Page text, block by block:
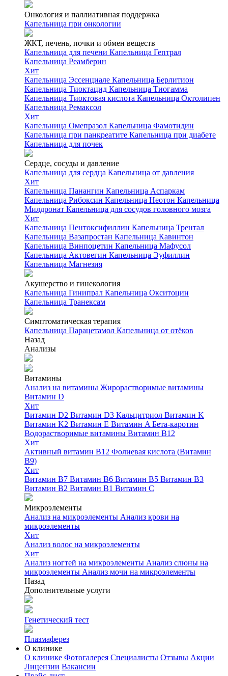
Онкология и паллиативная поддержка
Капельница при онкологии
ЖКТ, печень, почки и обмен веществ
Капельница для печени Капельница Гептрал
Капельница Реамберин
Хит
Капельница Эссенциале Капельница Берлитион
Капельница Тиоктацид Капельница Тиогамма
Капельница Тиоктовая кислота Капельница Октолипен
Капельница Ремаксол
Хит
Капельница Омепразол Капельница Фамотидин
Капельница при панкреатите Капельница при диабете
Капельница для почек
Сердце, сосуды и давление
Капельница для сердца Капельница от давления
Хит
Капельница Панангин Капельница Аспаркам
Капельница Рибоксин Капельница Неотон Капельница
Милдронат Капельница для сосудов головного мозга
Хит
Капельница Пентоксифиллин Капельница Трентал
Капельница Вазапростан Капельница Кавинтон
Капельница Винпоцетин Капельница Мафусол
Капельница Актовегин Капельница Эуфиллин
Капельница Магнезия
Акушерство и гинекология
Капельница Гинипрал Капельница Окситоцин
Капельница Транексам
Симптоматическая терапия
Капельница Парацетамол Капельница от отёков
Назад
Анализы
Витамины
Анализ на витамины Жирорастворимые витамины
Витамин D
Хит
Витамин D2 Витамин D3 Кальцитриол Витамин K
Витамин K2 Витамин E Витамин A Бета-каротин
Водорастворимые витамины Витамин B12
Хит
Активный витамин B12 Фолиевая кислота (Витамин
B9)
Хит
Витамин B7 Витамин B6 Витамин B5 Витамин B3
Витамин B2 Витамин B1 Витамин C
Микроэлементы
Анализ на микроэлементы Анализ крови на
микроэлементы
Хит
Анализ волос на микроэлементы
Хит
Анализ ногтей на микроэлементы Анализ слюны на
микроэлементы Анализ мочи на микроэлементы
Назад
Дополнительные услуги
Генетический тест
Плазмаферез
О клинике
О клинике Фотогалерея Специалисты Отзывы Акции
Лицензии Вакансии